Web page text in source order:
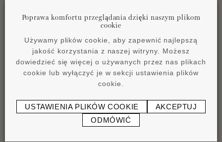
WE2 WALLSTYL ®
36 x 36 x 2000 mm
Poprawa komfortu przeglądania dzięki naszym plikom
cookie
Używamy plików cookie, aby zapewnić najlepszą
jakość korzystania z naszej witryny. Możesz
dowiedzieć się więcej o używanych przez nas plikach
cookie lub wyłączyć je w sekcji ustawienia plików
cookie.
USTAWIENIA PLIKÓW COOKIE
AKCEPTUJ
ODMÓWIĆ